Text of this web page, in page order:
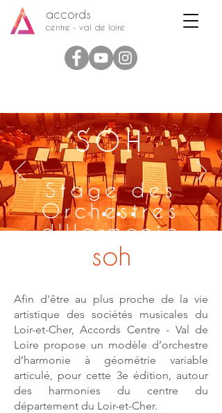
accords
centre - val de loire
SOH
Stage des
Orchestres
d'Harmonie
structures
du centre
du
Loir&Cher
4e
édition
soh
Afin d'être au plus proche de la vie
artistique des sociétés musicales du
Loir-et-Cher, Accords Centre - Val de
Loire propose un modèle d’orchestre
d’harmonie à géométrie variable
articulé, pour cette 3e édition, autour
des harmonies du centre du
département du Loir-et-Cher.